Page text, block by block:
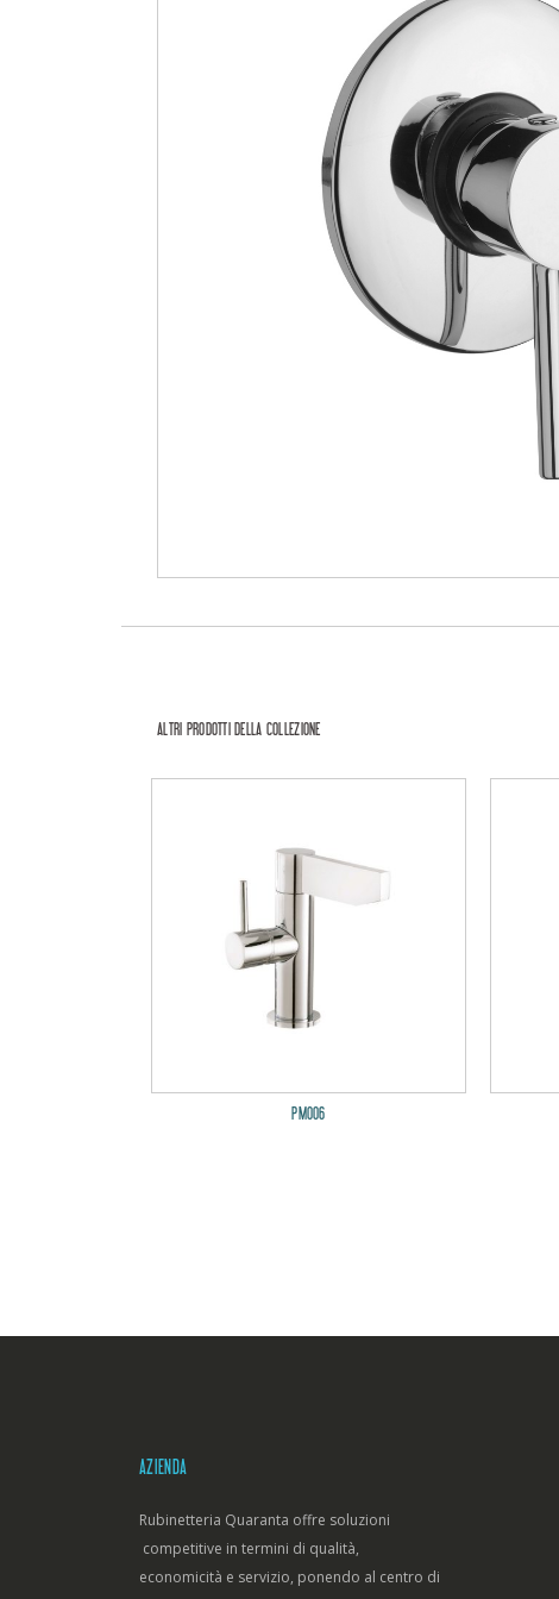
ALTRI PRODOTTI DELLA COLLEZIONE
PM006
AZIENDA
Rubinetteria Quaranta offre soluzioni
competitive in termini di qualità,
economicità e servizio, ponendo al centro di